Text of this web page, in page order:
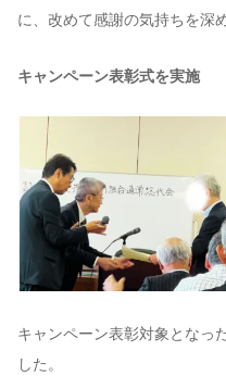
に、改めて感謝の気持ちを深
キャンペーン表彰式を実施
キャンペーン表彰対象となっ
した。